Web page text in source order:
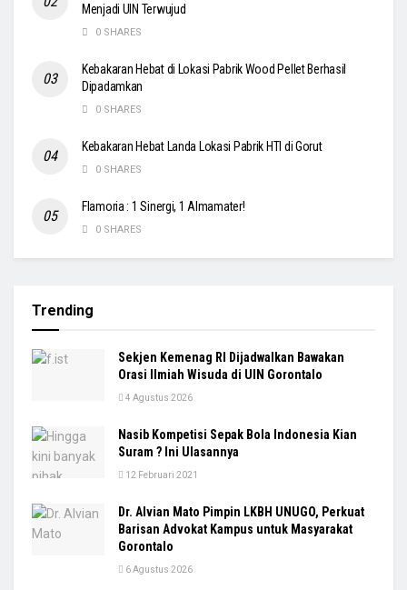
Menjadi UIN Terwujud
0 SHARES
Kebakaran Hebat di Lokasi Pabrik Wood Pellet Berhasil
Dipadamkan
0 SHARES
Kebakaran Hebat Landa Lokasi Pabrik HTI di Gorut
0 SHARES
Flamoria : 1 Sinergi, 1 Almamater!
0 SHARES
Trending
Sekjen Kemenag RI Dijadwalkan Bawakan
Orasi Ilmiah Wisuda di UIN Gorontalo
4 Agustus 2026
Nasib Kompetisi Sepak Bola Indonesia Kian
Suram ? Ini Ulasannya
12 Februari 2021
Dr. Alvian Mato Pimpin LKBH UNUGO, Perkuat
Barisan Advokat Kampus untuk Masyarakat
Gorontalo
6 Agustus 2026